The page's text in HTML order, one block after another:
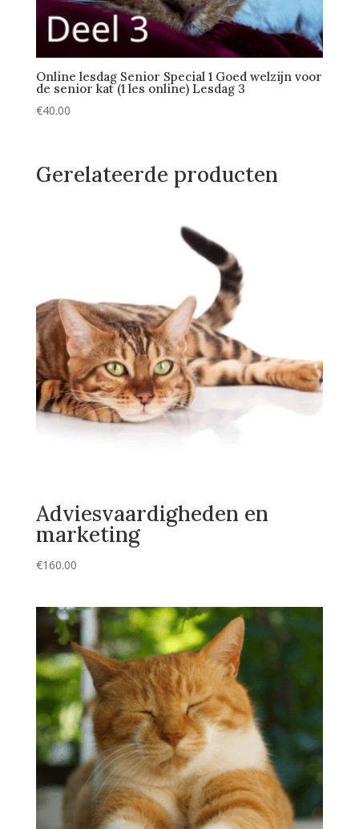
Online lesdag Senior Special 1 Goed welzijn voor
de senior kat (1 les online) Lesdag 3
€40.00
Gerelateerde producten
Adviesvaardigheden en
marketing
€160.00